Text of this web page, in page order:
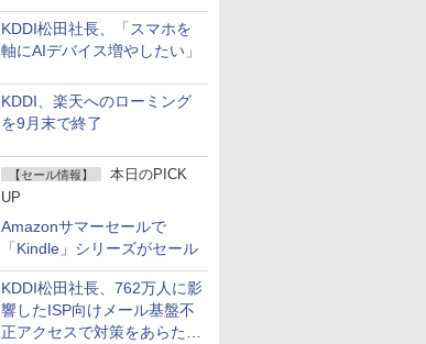
KDDI松田社長、「スマホを
軸にAIデバイス増やしたい」
KDDI、楽天へのローミング
を9月末で終了
【セール情報】
本日のPICK
UP
Amazonサマーセールで
「Kindle」シリーズがセール
KDDI松田社長、762万人に影
響したISP向けメール基盤不
正アクセスで対策をあらため